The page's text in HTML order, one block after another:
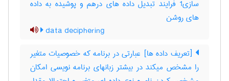
سازی1 فرایند تبدیل داده های درهم و پوشیده به داده
های روشن
data deciphering
[تعریف داده ها] عبارتی در برنامه که خصوصیات متغیر
را مشخص میکند در بیشتر زبانهای برنامه نویسی امکان